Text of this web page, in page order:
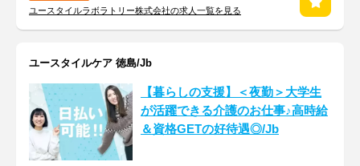
ユースタイルラボラトリー株式会社の求人一覧を見る
ユースタイルケア 徳島/Jb
【暮らしの支援】＜夜勤＞大学生
が活躍できる介護のお仕事♪高時給
＆資格GETの好待遇◎/Jb